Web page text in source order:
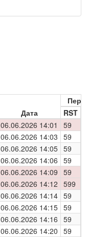
Дата
RST
06.06.2026 14:01 59
06.06.2026 14:03 59
06.06.2026 14:05 59
06.06.2026 14:06 59
06.06.2026 14:09 59
06.06.2026 14:12 599
06.06.2026 14:14 59
06.06.2026 14:15 59
06.06.2026 14:16 59
06.06.2026 14:20 59